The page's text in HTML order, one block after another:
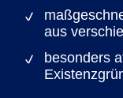
aus
besonders